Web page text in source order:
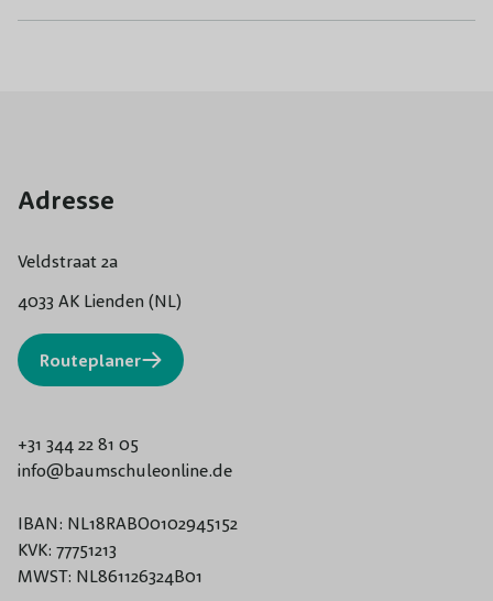
Adresse
Veldstraat 2a
4033 AK Lienden (NL)
Routeplaner
+31 344 22 81 05
info@baumschuleonline.de
IBAN: NL18RABO0102945152
KVK: 77751213
MWST: NL861126324B01